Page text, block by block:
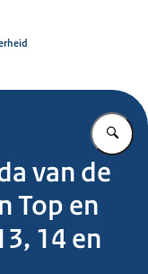
van de
Top en
14 en